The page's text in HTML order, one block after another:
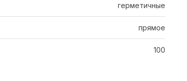
герметичные
прямое
100